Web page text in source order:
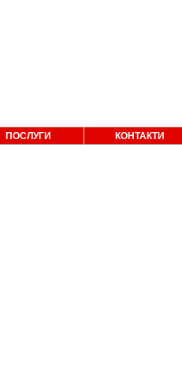
ПОСЛУГИ КОНТАКТИ